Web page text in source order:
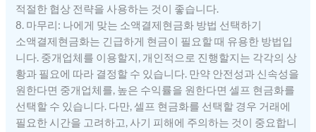
적절한 협상 전략을 사용하는 것이 좋습니다.
8. 마무리: 나에게 맞는 소액결제현금화 방법 선택하기
소액결제현금화는 긴급하게 현금이 필요할 때 유용한 방법입
니다. 중개업체를 이용할지, 개인적으로 진행할지는 각각의 상
황과 필요에 따라 결정할 수 있습니다. 만약 안전성과 신속성을
원한다면 중개업체를, 높은 수익률을 원한다면 셀프 현금화를
선택할 수 있습니다. 다만, 셀프 현금화를 선택할 경우 거래에
필요한 시간을 고려하고, 사기 피해에 주의하는 것이 중요합니